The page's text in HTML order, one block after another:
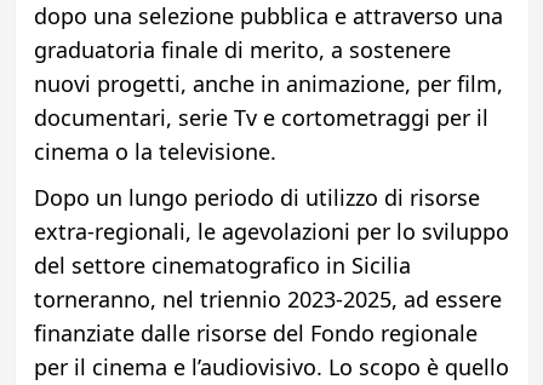
dopo una selezione pubblica e attraverso una
graduatoria finale di merito, a sostenere
nuovi progetti, anche in animazione, per film,
documentari, serie Tv e cortometraggi per il
cinema o la televisione.
Dopo un lungo periodo di utilizzo di risorse
extra-regionali, le agevolazioni per lo sviluppo
del settore cinematografico in Sicilia
torneranno, nel triennio 2023-2025, ad essere
finanziate dalle risorse del Fondo regionale
per il cinema e l’audiovisivo. Lo scopo è quello